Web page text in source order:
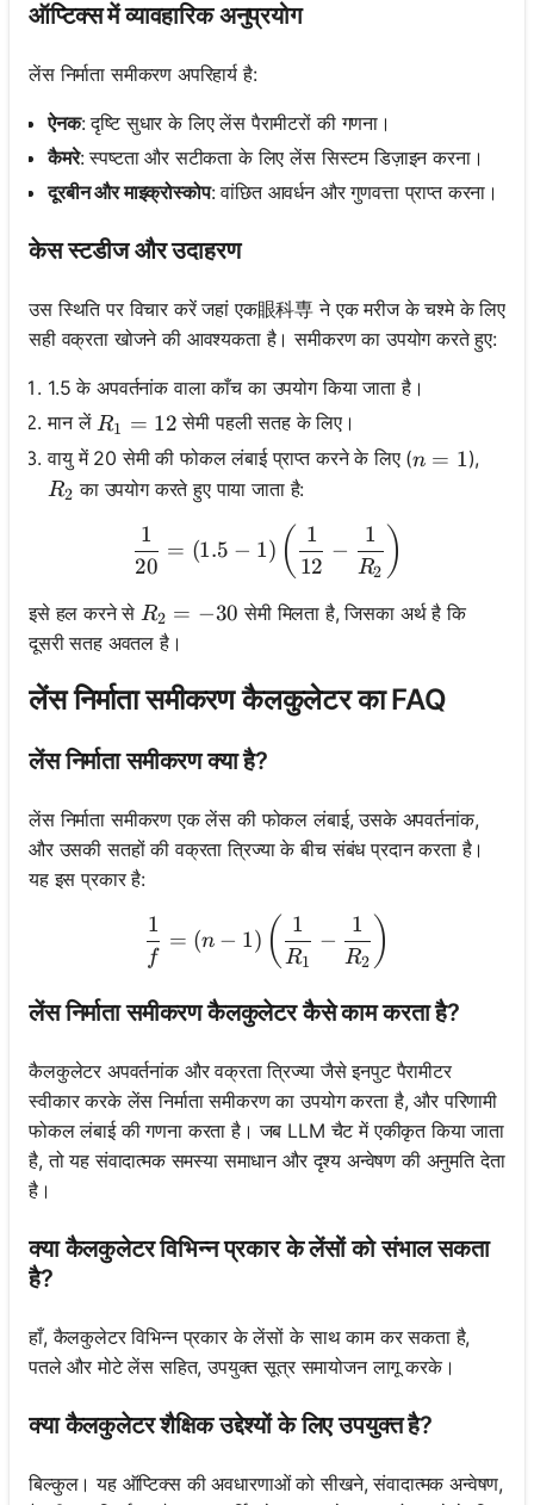
ऑप्टिक्स में व्यावहारिक अनुप्रयोग
लेंस निर्माता समीकरण अपरिहार्य है:
ऐनक: दृष्टि सुधार के लिए लेंस पैरामीटरों की गणना।
कैमरे: स्पष्टता और सटीकता के लिए लेंस सिस्टम डिज़ाइन करना।
दूरबीन और माइक्रोस्कोप: वांछित आवर्धन और गुणवत्ता प्राप्त करना।
केस स्टडीज और उदाहरण
उस स्थिति पर विचार करें जहां एक眼科専 ने एक मरीज के चश्मे के लिए
सही वक्रता खोजने की आवश्यकता है। समीकरण का उपयोग करते हुए:
1.5 के अपवर्तनांक वाला काँच का उपयोग किया जाता है।
मान लें R_1 = 12
R1 = 12 सेमी पहली सतह के लिए।
वायु में 20 सेमी की फोकल लंबाई प्राप्त करने के लिए (n = 1
n = 1),
R_2
R2 का उपयोग करते हुए पाया जाता है:
\frac{1}{20} = (1.5 - 1)
20
1
= (1.5 − 1) ( 12
1
−
R2
1 )
इसे हल करने से R_2 = -30
R2 = −30 सेमी मिलता है, जिसका अर्थ है कि
दूसरी सतह अवतल है।
लेंस निर्माता समीकरण कैलकुलेटर का FAQ
लेंस निर्माता समीकरण क्या है?
लेंस निर्माता समीकरण एक लेंस की फोकल लंबाई, उसके अपवर्तनांक,
और उसकी सतहों की वक्रता त्रिज्या के बीच संबंध प्रदान करता है।
यह इस प्रकार है:
\frac{1}{f} = (n - 1)
f
1
= (n − 1) ( R1
1
−
R2
1 )
लेंस निर्माता समीकरण कैलकुलेटर कैसे काम करता है?
कैलकुलेटर अपवर्तनांक और वक्रता त्रिज्या जैसे इनपुट पैरामीटर
स्वीकार करके लेंस निर्माता समीकरण का उपयोग करता है, और परिणामी
फोकल लंबाई की गणना करता है। जब LLM चैट में एकीकृत किया जाता
है, तो यह संवादात्मक समस्या समाधान और दृश्य अन्वेषण की अनुमति देता
है।
क्या कैलकुलेटर विभिन्न प्रकार के लेंसों को संभाल सकता
है?
हाँ, कैलकुलेटर विभिन्न प्रकार के लेंसों के साथ काम कर सकता है,
पतले और मोटे लेंस सहित, उपयुक्त सूत्र समायोजन लागू करके।
क्या कैलकुलेटर शैक्षिक उद्देश्यों के लिए उपयुक्त है?
बिल्कुल। यह ऑप्टिक्स की अवधारणाओं को सीखने, संवादात्मक अन्वेषण,